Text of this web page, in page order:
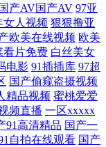
在线观看 天天a在线
片a免免费人看 欧美
品一区 五月丁香婷婷
俺去射 欧美黄色AV
国产AV国产AV 97亚
女人视频 狠狠撸亚
欧美在线视频 欧美
看片免费 白丝美女
电影 91插插库 97超
国产偷窥盗摄视频
精品视频 蜜桃爱爱
频直播 一区xxxxx
91高清精品 国产一
自拍在线观看 国产